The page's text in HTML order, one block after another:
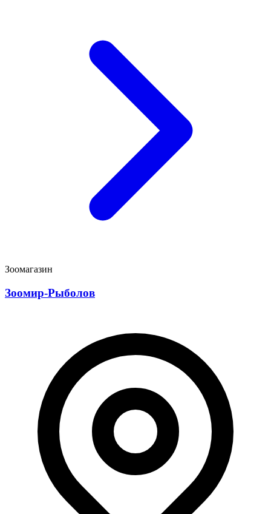
Зоомагазин
Зоомир-Рыболов